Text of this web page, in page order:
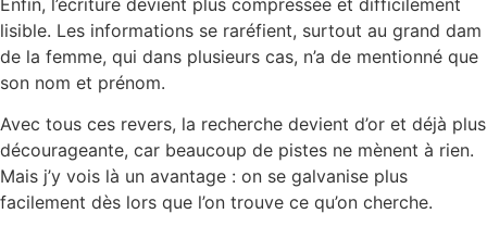
lisible. Les informations se raréfient, surtout au grand dam
de la femme, qui dans plusieurs cas, n’a de mentionné que
son nom et prénom.
Avec tous ces revers, la recherche devient d’or et déjà plus
décourageante, car beaucoup de pistes ne mènent à rien.
Mais j’y vois là un avantage : on se galvanise plus
facilement dès lors que l’on trouve ce qu’on cherche.